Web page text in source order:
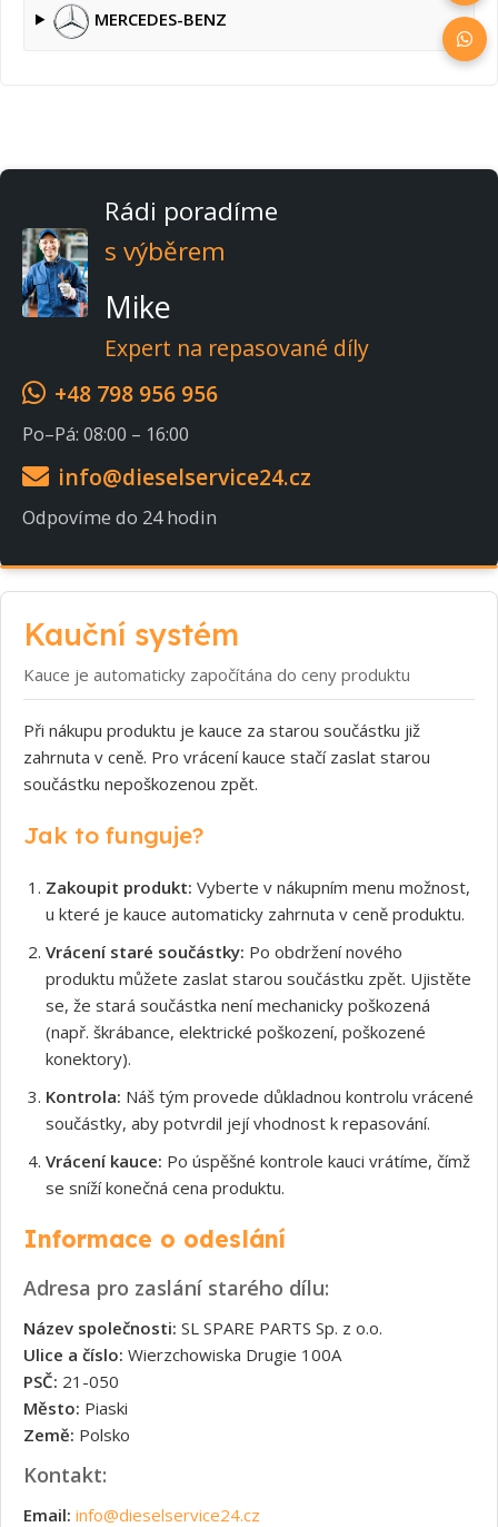
MERCEDES-BENZ
Rádi poradíme
s výběrem
Mike
Expert na repasované díly
+48 798 956 956
Po–Pá: 08:00 – 16:00
info@dieselservice24.cz
Odpovíme do 24 hodin
Kauční systém
Kauce je automaticky započítána do ceny produktu
Při nákupu produktu je kauce za starou součástku již
zahrnuta v ceně. Pro vrácení kauce stačí zaslat starou
součástku nepoškozenou zpět.
Jak to funguje?
Zakoupit produkt: Vyberte v nákupním menu možnost,
u které je kauce automaticky zahrnuta v ceně produktu.
Vrácení staré součástky: Po obdržení nového
produktu můžete zaslat starou součástku zpět. Ujistěte
se, že stará součástka není mechanicky poškozená
(např. škrábance, elektrické poškození, poškozené
konektory).
Kontrola: Náš tým provede důkladnou kontrolu vrácené
součástky, aby potvrdil její vhodnost k repasování.
Vrácení kauce: Po úspěšné kontrole kauci vrátíme, čímž
se sníží konečná cena produktu.
Informace o odeslání
Adresa pro zaslání starého dílu:
Název společnosti: SL SPARE PARTS Sp. z o.o.
Ulice a číslo: Wierzchowiska Drugie 100A
PSČ: 21-050
Město: Piaski
Země: Polsko
Kontakt:
Email: info@dieselservice24.cz